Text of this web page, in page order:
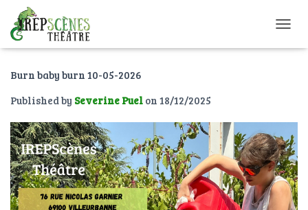
U
F
E
R
M
E
Burn baby burn 10-05-2026
Published by Severine Puel on 18/12/2025